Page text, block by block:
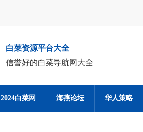
白菜资源平台大全
信誉好的白菜导航网大全
2024白菜网 海燕论坛 华人策略